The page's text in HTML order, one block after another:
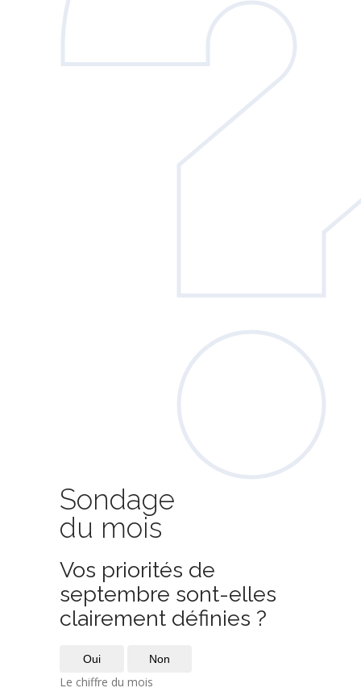
Sondage
du mois
Vos priorités de
septembre sont-elles
clairement définies ?
Oui Non
Le chiffre du mois